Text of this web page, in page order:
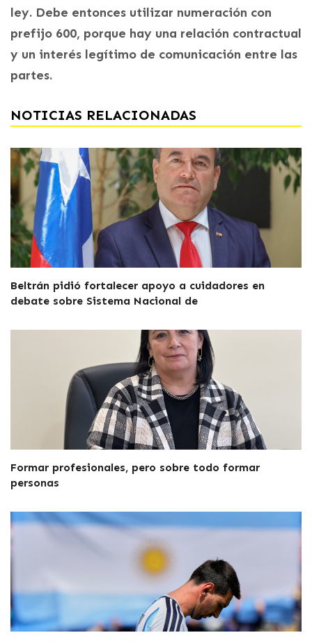
ley. Debe entonces utilizar numeración con
prefijo 600, porque hay una relación contractual
y un interés legítimo de comunicación entre las
partes.
NOTICIAS RELACIONADAS
Beltrán pidió fortalecer apoyo a cuidadores en
debate sobre Sistema Nacional de
Formar profesionales, pero sobre todo formar
personas